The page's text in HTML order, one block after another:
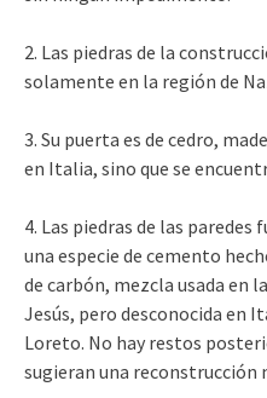
2. Las piedras de la
solamente en la región de
3. Su puerta es de cedro,
en Italia, sino que se
4. Las piedras de las paredes
una especie de cemento
de carbón, mezcla usada en
Jesús, pero desconocida en
Loreto. No hay restos
sugieran una reconstrucción